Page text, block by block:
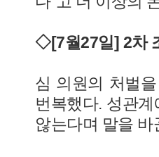
◇[7월27일] 2차
심 의원의 처벌
번복했다. 성관
않는다며 말을 바